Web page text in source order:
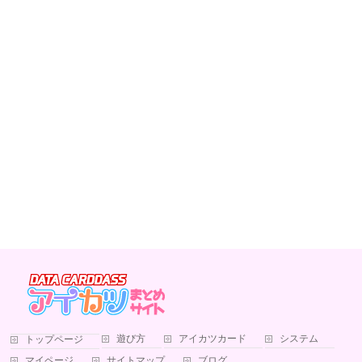
トップページ 遊び方 アイカツカード
システム